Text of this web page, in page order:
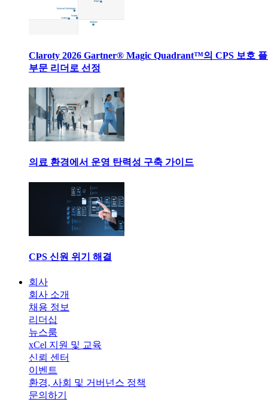
Claroty 2026 Gartner® Magic Quadrant™의 CPS 보호
부문 리더로 선정
의료 환경에서 운영 탄력성 구축 가이드
CPS 신원 위기 해결
회사
회사 소개
채용 정보
리더십
뉴스룸
xCel 지원 및 교육
신뢰 센터
이벤트
환경, 사회 및 거버넌스 정책
문의하기